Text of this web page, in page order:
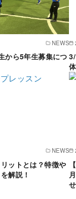
NEWS
から5年生募集につ
NEWS
ットとは？特徴や
解説！
せ